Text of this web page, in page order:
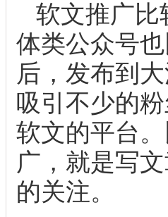
软文推广比
体类公众号
后，发布到
吸引不少的
软文的平台
广，就是写
的关注。